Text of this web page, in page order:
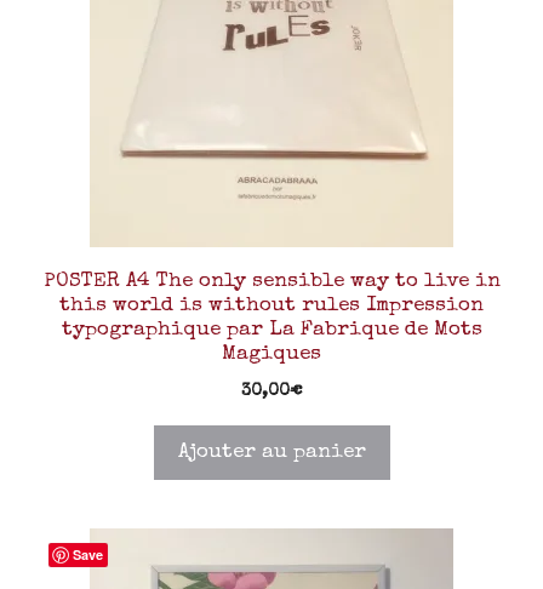
POSTER A4 The only sensible way to live in
this world is without rules Impression
typographique par La Fabrique de Mots
Magiques
30,00€
Ajouter au panier
Save